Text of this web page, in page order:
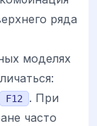
ряда
моделях
F12
. При
часто